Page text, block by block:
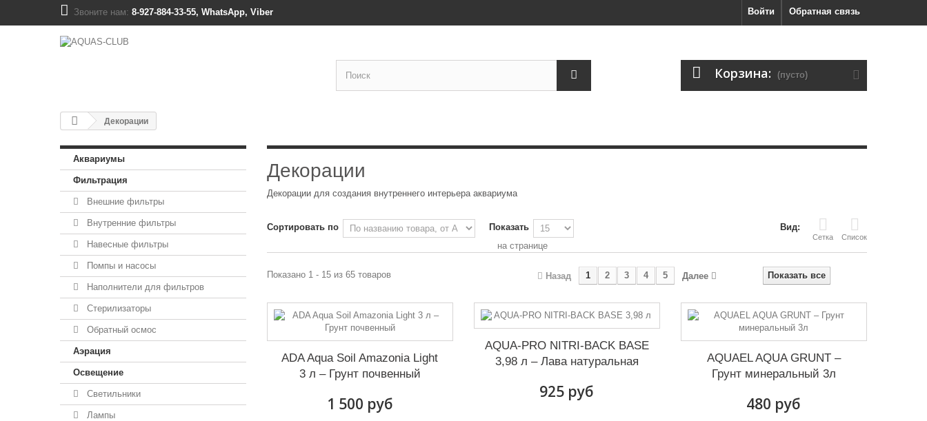
Обратная связь
Звоните нам: 8-927-884-33-55, WhatsApp, Viber Войти
Корзина: (пусто)
Декорации
Аквариумы
Фильтрация
Внешние фильтры
Внутренние фильтры
Навесные фильтры
Помпы и насосы
Наполнители для фильтров
Стерилизаторы
Обратный осмос
Аэрация
Освещение
Светильники
Лампы
Декорации
Декорации для создания внутреннего интерьера аквариума
Вид:
Сетка Список
Сортировать по
Показать
на странице
Показать все
Назад 1 2 3 4 5 Далее
Показано 1 - 15 из 65 товаров
ADA Aqua Soil Amazonia Light
3 л – Грунт почвенный
1 500 руб
AQUA-PRO NITRI-BACK BASE
3,98 л – Лава натуральная
925 руб
AQUAEL AQUA GRUNT –
Грунт минеральный 3л
480 руб